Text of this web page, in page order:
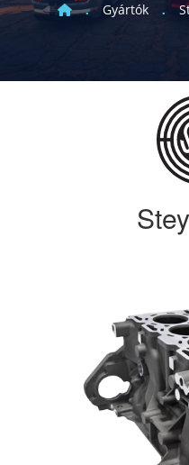
Gyártók